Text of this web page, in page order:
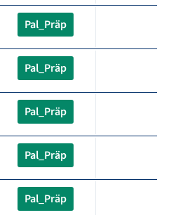
Pal_Präp
Pal_Präp
Pal_Präp
Pal_Präp
Pal_Präp